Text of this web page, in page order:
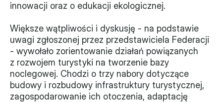
Laureaci
innowacji oraz o edukacji ekologicznej.
Większe wątpliwości i dyskusję - na podstawie
uwagi zgłoszonej przez przedstawiciela Federacji
- wywołało zorientowanie działań powiązanych
z rozwojem turystyki na tworzenie bazy
noclegowej. Chodzi o trzy nabory dotyczące
budowy i rozbudowy infrastruktury turystycznej,
zagospodarowanie ich otoczenia, adaptację